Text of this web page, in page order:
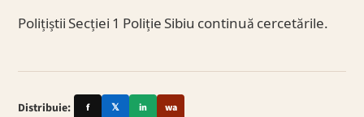
Polițiștii Secției 1 Poliție Sibiu continuă cercetările.
Distribuie: f 𝕏 in wa